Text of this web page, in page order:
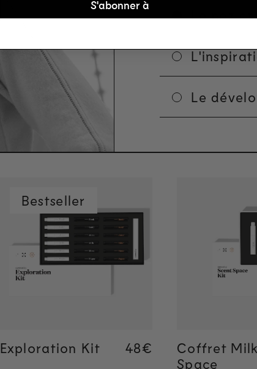
Le nez
Le
Bestseller
Exploration Kit Regular price
48€
Regular price
48€
Coffret
Space
S'abonner à